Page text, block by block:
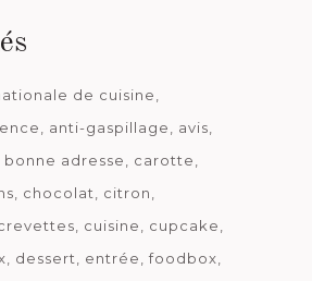
de cuisine
anti-gaspillage
avis
bonne adresse
carotte
chocolat
citron
cuisine
cupcake
dessert entrée
foodbox